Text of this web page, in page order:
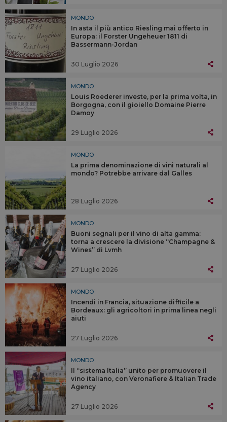
MONDO
In asta il più antico Riesling mai offerto in
Europa: il Forster Ungeheuer 1811 di
Bassermann-Jordan
30 Luglio 2026
MONDO
Louis Roederer investe, per la prima volta, in
Borgogna, con il gioiello Domaine Pierre
Damoy
29 Luglio 2026
MONDO
La prima denominazione di vini naturali al
mondo? Potrebbe arrivare dal Galles
28 Luglio 2026
MONDO
Buoni segnali per il vino di alta gamma:
torna a crescere la divisione “Champagne &
Wines” di Lvmh
27 Luglio 2026
MONDO
Incendi in Francia, situazione difficile a
Bordeaux: gli agricoltori in prima linea negli
aiuti
27 Luglio 2026
MONDO
Il “sistema Italia” unito per promuovere il
vino italiano, con Veronafiere & Italian Trade
Agency
27 Luglio 2026